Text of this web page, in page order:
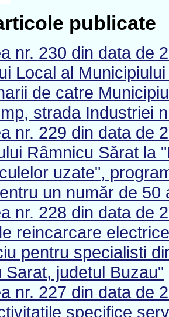
publicate
nr. 230 din data de
Local al
de catre
strada Industriei
nr. 229 din data de
Râmnicu Sărat la
uzate",
un număr de 50
nr. 228 din data de
reincarcare
pentru specialisti
Sarat, judetul Buzau"
nr. 227 din data de
specifice